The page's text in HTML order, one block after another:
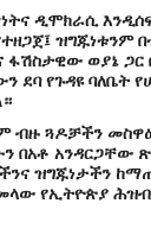
ዲሞክራሲ
ዝግጁነቱንም
ወያኔ ጋር
ደባ የጉዳዩ ባለቤት
ብዙ ጓዶቻችን
በአቶ አንዳርጋቸው
ዝግጁነታችን
የኢትዮጵያ